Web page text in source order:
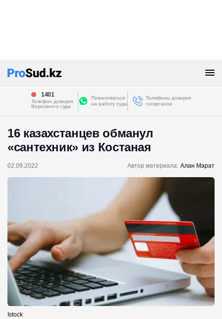
1401
Телефон доверия
Верховного суда
Пожаловаться
на работу суда
Телефоны доверия
госорганов
16 казахстанцев обманул
«сантехник» из Костаная
02.09.2022 Автор материала: Алан Марат
Istock